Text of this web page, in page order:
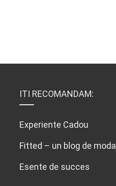
ITI RECOMANDAM:
Experiente Cadou
Fitted – un blog de moda
Esente de succes